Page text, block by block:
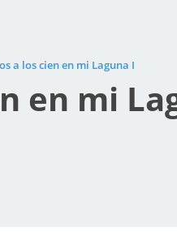
a los cien en mi Laguna I
en mi